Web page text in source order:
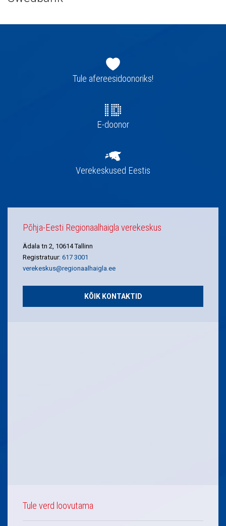
navigatsioonTule afereesidoonoriks!
E-doonor
Verekeskused Eestis
Põhja-Eesti Regionaalhaigla verekeskus
Ädala tn 2, 10614 Tallinn
Registratuur: 617 3001
verekeskus@regionaalhaigla.ee
KÕIK KONTAKTID
Tule verd loovutama